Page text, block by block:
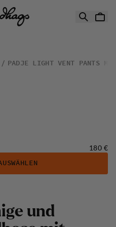
PADJE LIGHT VENT PANTS M
Preis:
180 €
ige und